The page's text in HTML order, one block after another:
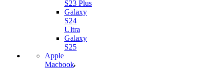
S23 Plus
Galaxy
S24
Ultra
Galaxy
S25
Apple
Macbook